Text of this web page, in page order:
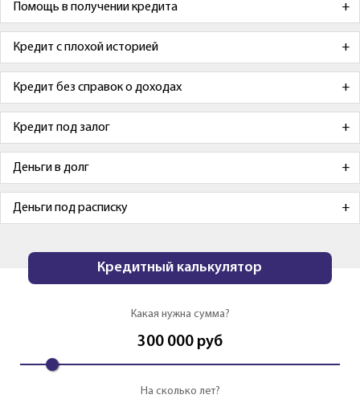
Помощь в получении кредита
Кредит с плохой историей
Кредит без справок о доходах
Кредит под залог
Деньги в долг
Деньги под расписку
Кредитный калькулятор
Какая нужна сумма?
300 000 руб
На сколько лет?